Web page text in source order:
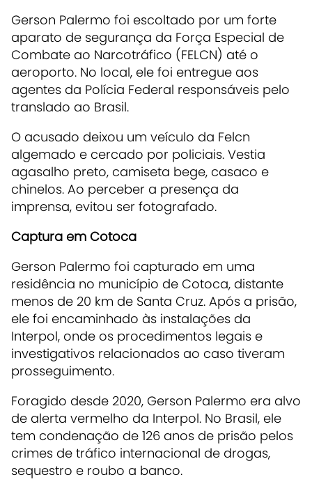
Gerson Palermo foi escoltado por um forte
aparato de segurança da Força Especial de
Combate ao Narcotráfico (FELCN) até o
aeroporto. No local, ele foi entregue aos
agentes da Polícia Federal responsáveis pelo
translado ao Brasil.
O acusado deixou um veículo da Felcn
algemado e cercado por policiais. Vestia
agasalho preto, camiseta bege, casaco e
chinelos. Ao perceber a presença da
imprensa, evitou ser fotografado.
Captura em Cotoca
Gerson Palermo foi capturado em uma
residência no município de Cotoca, distante
menos de 20 km de Santa Cruz. Após a prisão,
ele foi encaminhado às instalações da
Interpol, onde os procedimentos legais e
investigativos relacionados ao caso tiveram
prosseguimento.
Foragido desde 2020, Gerson Palermo era alvo
de alerta vermelho da Interpol. No Brasil, ele
tem condenação de 126 anos de prisão pelos
crimes de tráfico internacional de drogas,
sequestro e roubo a banco.